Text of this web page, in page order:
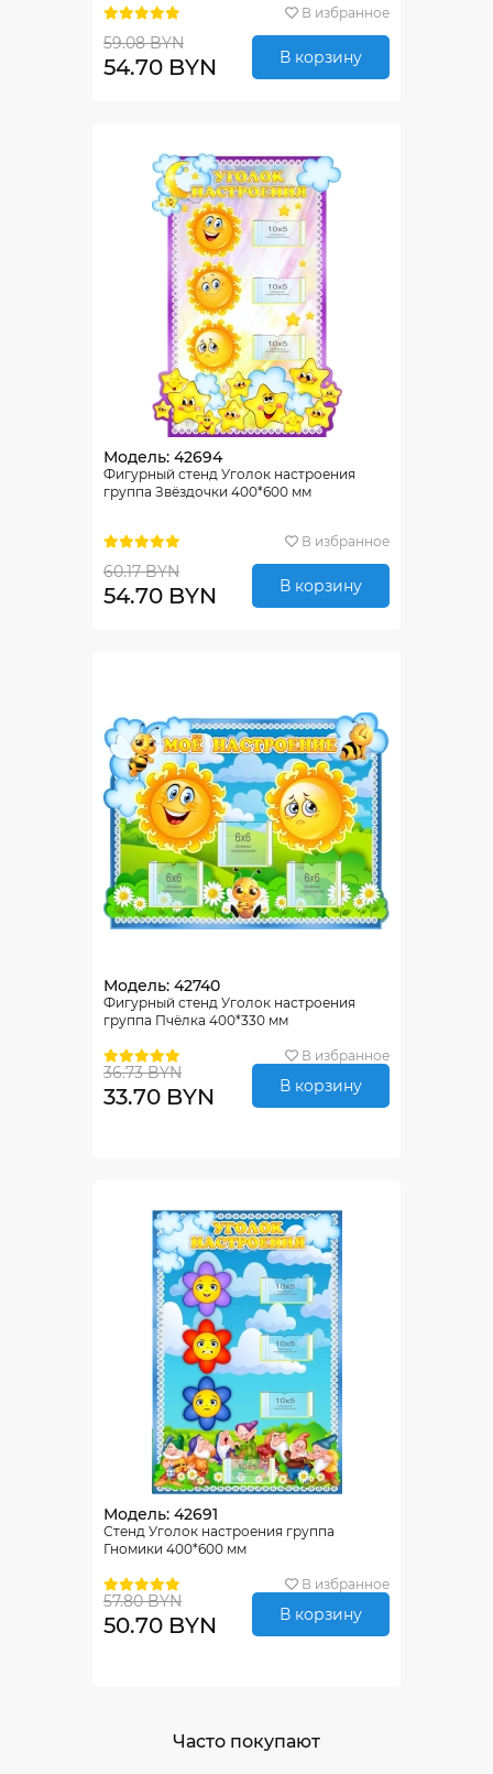
В избранное
59.08 BYN
54.70 BYN В корзину
Модель: 42694
Фигурный стенд Уголок настроения
группа Звёздочки 400*600 мм
В избранное
60.17 BYN
54.70 BYN В корзину
Модель: 42740
Фигурный стенд Уголок настроения
группа Пчёлка 400*330 мм
В избранное
36.73 BYN
33.70 BYN В корзину
Модель: 42691
Стенд Уголок настроения группа
Гномики 400*600 мм
В избранное
57.80 BYN
50.70 BYN В корзину
Часто покупают